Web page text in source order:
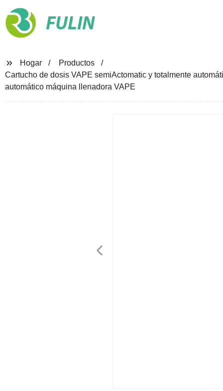
FULIN
Hogar
Productos
Cartucho de dosis VAPE semiActomatic y totalmente
automático máquina llenadora VAPE